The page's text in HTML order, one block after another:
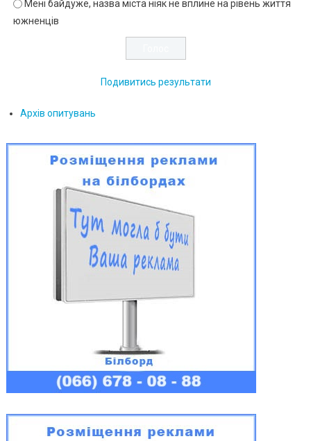
Мені байдуже, назва міста ніяк не вплине на рівень життя
южненців
Подивитись результати
Архів опитувань